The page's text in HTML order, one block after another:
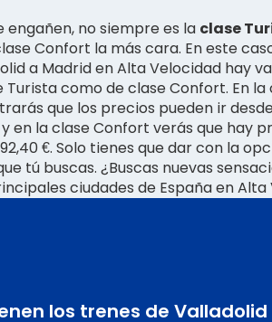
engañen, no siempre es la clase
Confort la más cara. En este
a Madrid en Alta Velocidad hay
como de clase Confort. En la
que los precios pueden ir
y en la clase Confort verás que hay
€. Solo tienes que dar con la
tú buscas. ¿Buscas nuevas
ciudades de España en Alta
los trenes de Valladolid